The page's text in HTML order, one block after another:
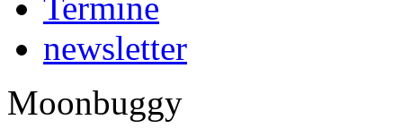
Termine
newsletter
Moonbuggy